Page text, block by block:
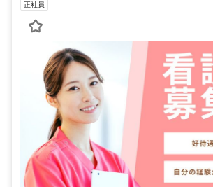
正社員